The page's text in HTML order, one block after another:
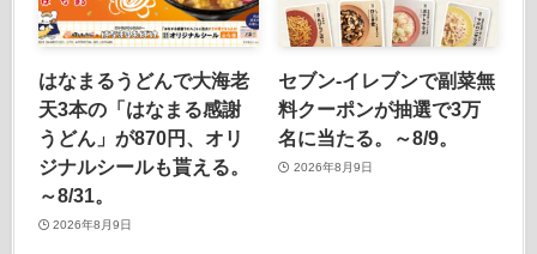
はなまるうどんで大海老
天3本の「はなまる感謝
うどん」が870円、オリ
ジナルシールも貰える。
～8/31。
2026年8月9日
セブン‐イレブンで副菜無
料クーポンが抽選で3万
名に当たる。～8/9。
2026年8月9日